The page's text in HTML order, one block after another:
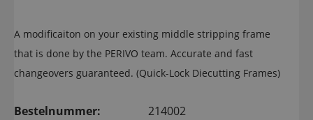
A modificaiton on your existing middle stripping frame
that is done by the PERIVO team. Accurate and fast
changeovers guaranteed. (Quick-Lock Diecutting Frames)
Bestelnummer:
214002